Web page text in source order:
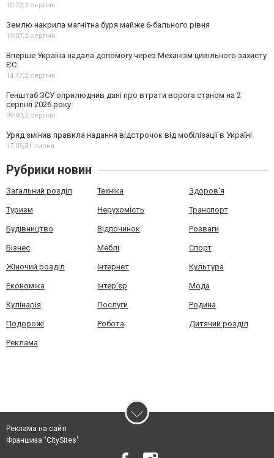
10:22,3 серпня
Землю накрила магнітна буря майже 6-бального рівня
19:37,2 серпня
Вперше Україна надала допомогу через Механізм цивільного захисту
ЄС
14:47,2 серпня
Генштаб ЗСУ оприлюднив дані про втрати ворога станом на 2
серпня 2026 року
09:00,2 серпня
Уряд змінив правила надання відстрочок від мобілізації в Україні
17:05,31 липня
Рубрики новин
Загальний розділ Техніка Здоров'я
Туризм Нерухомість Транспорт
Будівництво Відпочинок Розваги
Бізнес Меблі Спорт
Жіночий розділ Інтернет Культура
Економіка Інтер'єр Мода
Кулінарія Послуги Родина
Подорожі Робота Дитячий розділ
Реклама
Реклама на сайті
Франшиза "CitySites"